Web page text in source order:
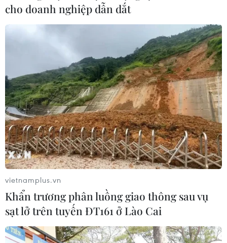
Giá vé máy bay tăng cao, đường sắt chạy
thêm tàu trong dịp nghỉ lễ 30/4
26/03/2024 01:35
Các đơn vị vận tải đã và đang lên kế hoạch tăng thêm
cho doanh nghiệp dẫn dắt
vietnamplus.vn
Khẩn trương phân luồng giao thông sau vụ
sạt lở trên tuyến ĐT161 ở Lào Cai